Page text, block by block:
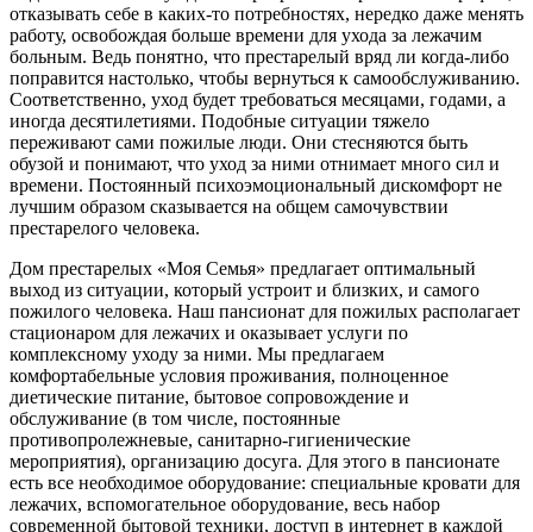
отказывать себе в каких-то потребностях, нередко даже менять
работу, освобождая больше времени для ухода за лежачим
больным. Ведь понятно, что престарелый вряд ли когда-либо
поправится настолько, чтобы вернуться к самообслуживанию.
Соответственно, уход будет требоваться месяцами, годами, а
иногда десятилетиями. Подобные ситуации тяжело
переживают сами пожилые люди. Они стесняются быть
обузой и понимают, что уход за ними отнимает много сил и
времени. Постоянный психоэмоциональный дискомфорт не
лучшим образом сказывается на общем самочувствии
престарелого человека.
Дом престарелых «Моя Семья» предлагает оптимальный
выход из ситуации, который устроит и близких, и самого
пожилого человека. Наш пансионат для пожилых располагает
стационаром для лежачих и оказывает услуги по
комплексному уходу за ними. Мы предлагаем
комфортабельные условия проживания, полноценное
диетические питание, бытовое сопровождение и
обслуживание (в том числе, постоянные
противопролежневые, санитарно-гигиенические
мероприятия), организацию досуга. Для этого в пансионате
есть все необходимое оборудование: специальные кровати для
лежачих, вспомогательное оборудование, весь набор
современной бытовой техники, доступ в интернет в каждой